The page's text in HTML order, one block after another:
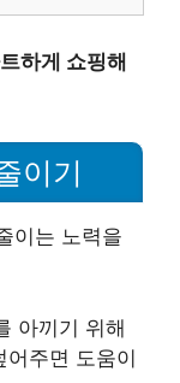
하게 쇼핑해
이기
이는 노력을
아끼기 위해
어주면 도움이